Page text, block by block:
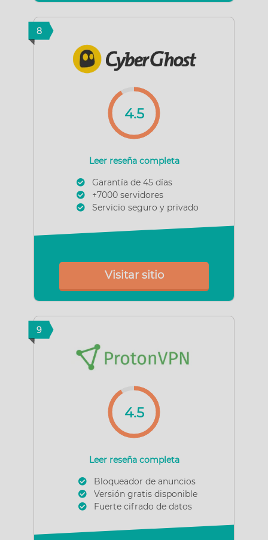
8
4.5
Leer reseña completa
Garantía de 45 días
+7000 servidores
Servicio seguro y privado
Visitar sitio
9
4.5
Leer reseña completa
Bloqueador de anuncios
Versión gratis disponible
Fuerte cifrado de datos